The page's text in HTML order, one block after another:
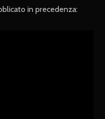
in precedenza: